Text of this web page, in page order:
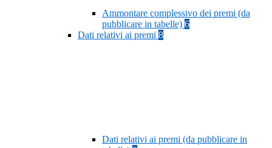
Ammontare complessivo dei premi (da
pubblicare in tabelle) 6
Dati relativi ai premi 8
Dati relativi ai premi (da pubblicare in